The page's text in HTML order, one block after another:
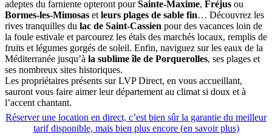
adeptes du farniente opteront pourSainte-Maxime, Fréjus ou
Bormes-les-Mimosas et leurs plages de sable fin… Découvrez les
rives tranquilles du lac de Saint-Cassien pour des vacances loin de
la foule estivale et parcourez les étals des marchés locaux, remplis de
fruits et légumes gorgés de soleil. Enfin, naviguez sur les eaux de la
Méditerranée jusqu’à la sublime île de Porquerolles, ses plages et
ses nombreux sites historiques.
Les propriétaires présents sur LVP Direct, en vous accueillant,
sauront vous faire aimer leur département au climat si doux et à
l’accent chantant.
Réserver une location en direct, c’est bien sûr la garantie du meilleur
tarif disponible, mais bien plus encore (en savoir plus)